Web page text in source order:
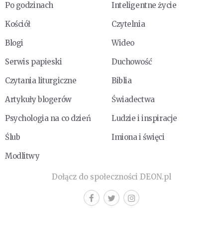
Po godzinach
Inteligentne życie
Kościół
Czytelnia
Blogi
Wideo
Serwis papieski
Duchowość
Czytania liturgiczne
Biblia
Artykuły blogerów
Świadectwa
Psychologia na co dzień
Ludzie i inspiracje
Ślub
Imiona i święci
Modlitwy
Dołącz do społeczności DEON.pl